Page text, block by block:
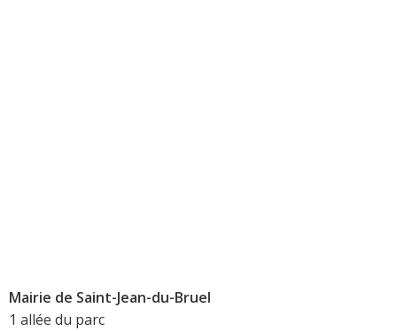
Mairie de Saint-Jean-du-Bruel
1 allée du parc